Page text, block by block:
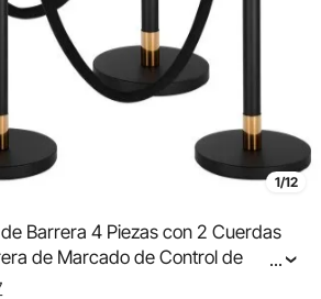
1/12
de Barrera 4 Piezas con 2 Cuerdas
de Marcado de Control de
para Cola de Separación de
...